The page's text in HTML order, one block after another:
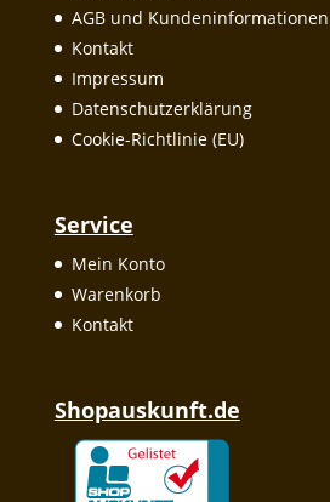
AGB und Kundeninformationen
Kontakt
Impressum
Datenschutzerklärung
Cookie-Richtlinie (EU)
Service
Mein Konto
Warenkorb
Kontakt
Shopauskunft.de